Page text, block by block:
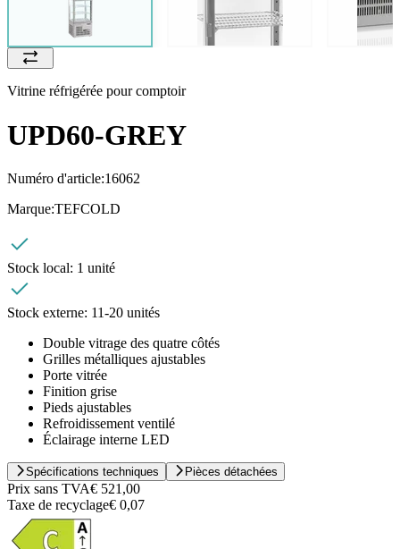
Vitrine réfrigérée pour comptoir
UPD60-GREY
Numéro d'article:16062
Marque:TEFCOLD
Stock local: 1 unité
Stock externe: 11-20 unités
Double vitrage des quatre côtés
Grilles métalliques ajustables
Porte vitrée
Finition grise
Pieds ajustables
Refroidissement ventilé
Éclairage interne LED
Spécifications techniques Pièces détachées
Prix sans TVA€ 521,00
Taxe de recyclage€ 0,07